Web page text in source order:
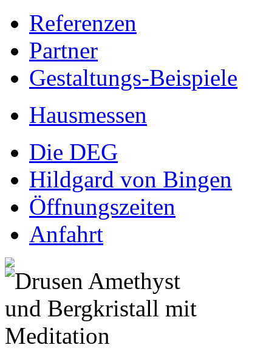
Referenzen
Partner
Gestaltungs-Beispiele
Hausmessen
Die DEG
Hildgard von Bingen
Öffnungszeiten
Anfahrt